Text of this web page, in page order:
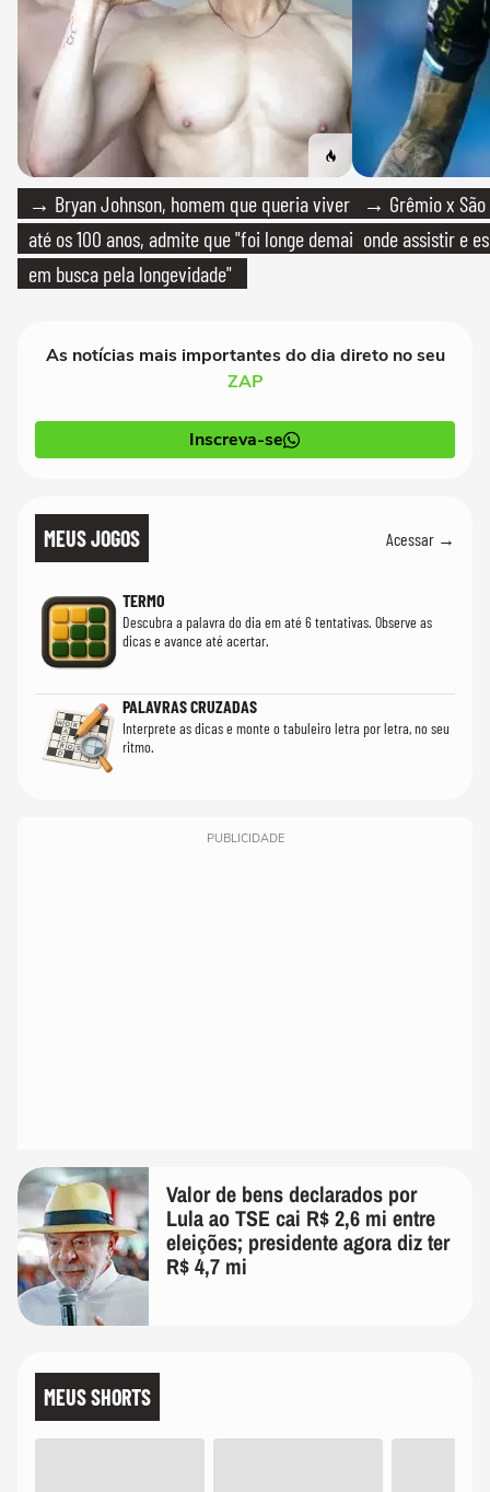
→ Bryan Johnson, homem que queria viver
até os 100 anos, admite que "foi longe demais
em busca pela longevidade"
→ Grêmio x São
onde assistir e
As notícias mais importantes do dia direto no seu
ZAP
Inscreva-se
MEUS JOGOS Acessar →
TERMO
Descubra a palavra do dia em até 6 tentativas. Observe as
dicas e avance até acertar.
PALAVRAS CRUZADAS
Interprete as dicas e monte o tabuleiro letra por letra, no seu
ritmo.
PUBLICIDADE
Valor de bens declarados por
Lula ao TSE cai R$ 2,6 mi entre
eleições; presidente agora diz ter
R$ 4,7 mi
MEUS SHORTS